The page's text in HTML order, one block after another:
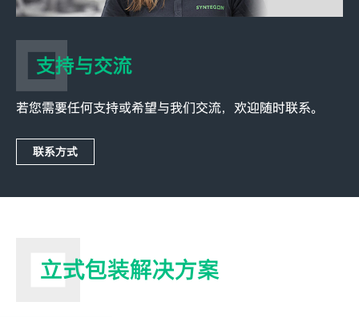
支持与交流
若您需要任何支持或希望与我们交流，欢迎随时联系。
联系方式
立式包装解决方案